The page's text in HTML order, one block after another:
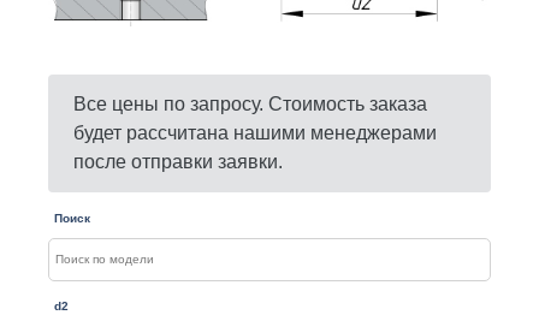
Все цены по запросу. Стоимость заказа
будет рассчитана нашими менеджерами
после отправки заявки.
Поиск
d2